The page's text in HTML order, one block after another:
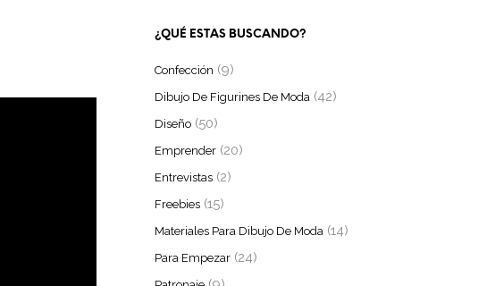
¿QUÉ ESTAS BUSCANDO?
Confección (9)
Dibujo De Figurines De Moda(42)
Diseño(50)
Emprender(20)
Entrevistas(2)
Freebies(15)
Materiales Para Dibujo De Moda(14)
Para Empezar(24)